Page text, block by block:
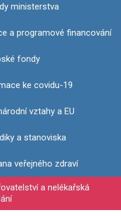
pro Agendy
ministerstva
pro Dotace a
a programové financování
pro Evropské fondy
fondy
pro Informace ke
ke covidu-19
pro Mezinárodní vztahy
vztahy a EU
pro Metodiky a
a stanoviska
pro Ochrana veřejného
veřejného zdraví
pro Ošetřovatelství a
a nelékařská